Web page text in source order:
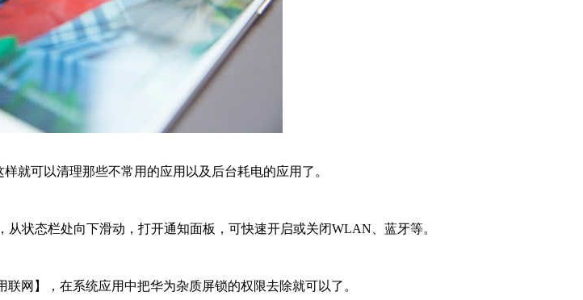
可以清理那些不常用的应用以及后台耗电的应用了。
态栏处向下滑动，打开通知面板，可快速开启或关闭WLAN、蓝牙等。
】，在系统应用中把华为杂质屏锁的权限去除就可以了。